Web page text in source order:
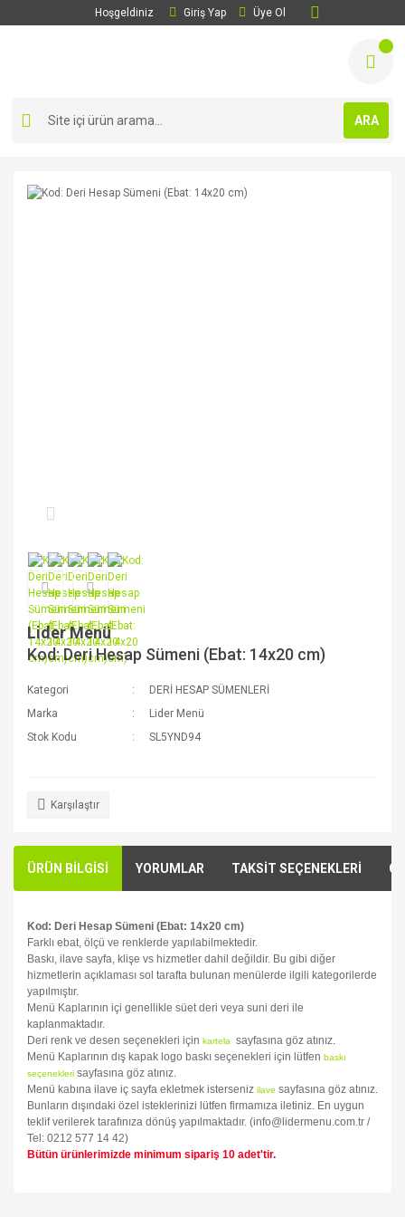
Hoşgeldiniz Giriş Yap Üye Ol
ARA
Lider Menü
Kod: Deri Hesap Sümeni (Ebat: 14x20 cm)
Kategori
DERİ HESAP SÜMENLERİ
Marka
Lider Menü
Stok Kodu
SL5YND94
Karşılaştır
ÜRÜN BİLGİSİ YORUMLAR TAKSİT SEÇENEKLERİ
Kod: Deri Hesap Sümeni (Ebat: 14x20 cm)
Farklı ebat, ölçü ve renklerde yapılabilmektedir.
Baskı, ilave sayfa, klişe vs hizmetler dahil değildir. Bu gibi diğer
hizmetlerin açıklaması sol tarafta bulunan menülerde ilgili kategorilerde
yapılmıştır.
Menü Kaplarının içi genellikle süet deri veya suni deri ile
kaplanmaktadır.
Deri renk ve desen seçenekleri için kartela
sayfasına göz atınız.
Menü Kaplarının dış kapak logo baskı seçenekleri için lütfen baskı
seçenekleri sayfasına göz atınız.
Menü kabına ilave iç sayfa ekletmek isterseniz ilave sayfasına göz atınız.
Bunların dışındaki özel isteklerinizi lütfen firmamıza iletiniz. En uygun
teklif verilerek tarafınıza dönüş yapılmaktadır. (info@lidermenu.com.tr /
Tel: 0212 577 14 42)
Bütün ürünlerimizde minimum sipariş 10 adet'tir.